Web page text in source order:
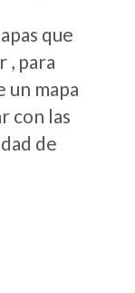
que
, para
un mapa
con las
de